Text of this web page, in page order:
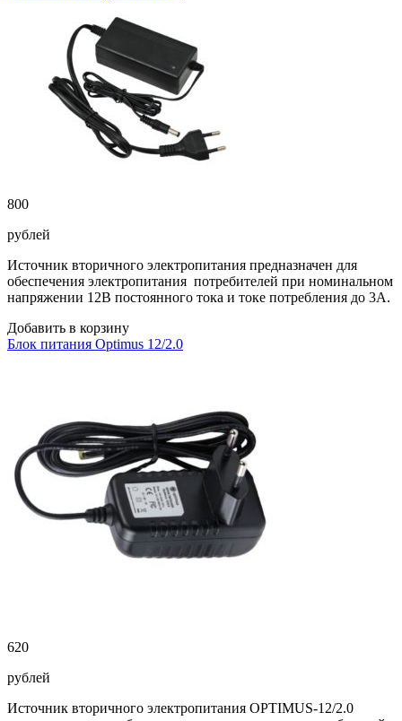
800
рублей
Источник вторичного электропитания предназначен для
обеспечения электропитания потребителей при номинальном
напряжении 12В постоянного тока и токе потребления до 3А.
Добавить в корзину
Блок питания Optimus 12/2.0
620
рублей
Источник вторичного электропитания OPTIMUS-12/2.0